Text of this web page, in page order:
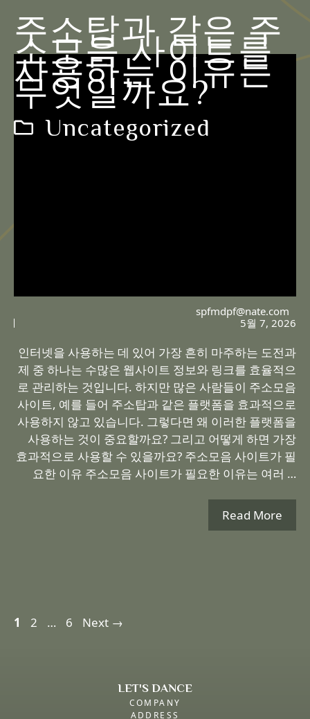
주소탑과 같은 주
소모음 사이트를
사용하는 이유는
무엇일까요?
Uncategorized
spfmdpf@nate.com
5월 7, 2026
인터넷을 사용하는 데 있어 가장 흔히 마주하는 도전과
제 중 하나는 수많은 웹사이트 정보와 링크를 효율적으
로 관리하는 것입니다. 하지만 많은 사람들이 주소모음
사이트, 예를 들어 주소탑과 같은 플랫폼을 효과적으로
사용하지 않고 있습니다. 그렇다면 왜 이러한 플랫폼을
사용하는 것이 중요할까요? 그리고 어떻게 하면 가장
효과적으로 사용할 수 있을까요? 주소모음 사이트가 필
요한 이유 주소모음 사이트가 필요한 이유는 여러 …
Read More
Page
1 Page
2 … Page
6 Next →
LET'S DANCE
COMPANY
ADDRESS